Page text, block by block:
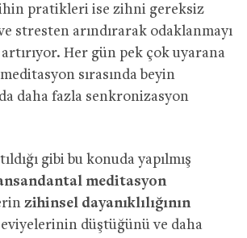
pratikleri ise zihni gereksiz
stresten arındırarak odaklanmayı
Her gün pek çok uyarana
sırasında beyin
daha fazla senkronizasyon
gibi bu konuda yapılmış
meditasyon
zihinsel dayanıklılığının
düştüğünü ve daha